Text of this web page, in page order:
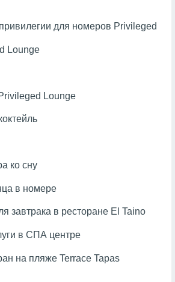
для номеров Privileged
Lounge
Lounge
ко сну
в номере
завтрака в ресторане El Taino
в СПА центре
на пляже Terrace Tapas